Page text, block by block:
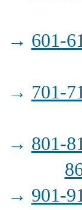
→ 601-
→ 701-
→ 801-
→ 901-